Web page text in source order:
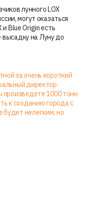
лунного LOX
могут оказаться
Blue Origin есть
на Луну до
за очень короткий
директор
1000 тонн
к созданию города с
нелегким, но